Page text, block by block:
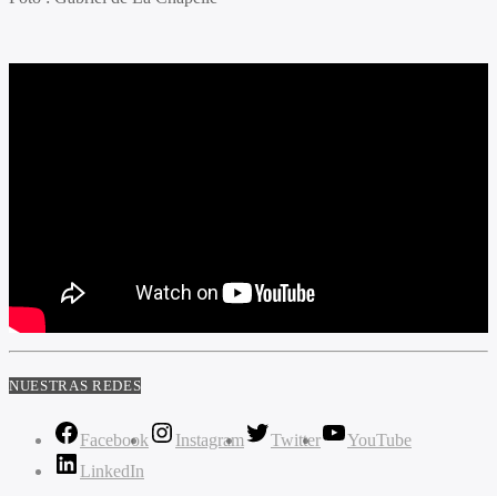
NUESTRAS REDES
Facebook Instagram Twitter
YouTube
LinkedIn